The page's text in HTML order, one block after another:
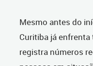
Mesmo antes do
Curitiba já
registra números